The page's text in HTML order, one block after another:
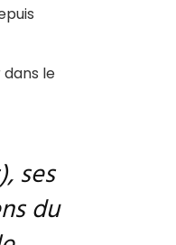
le
ses
du